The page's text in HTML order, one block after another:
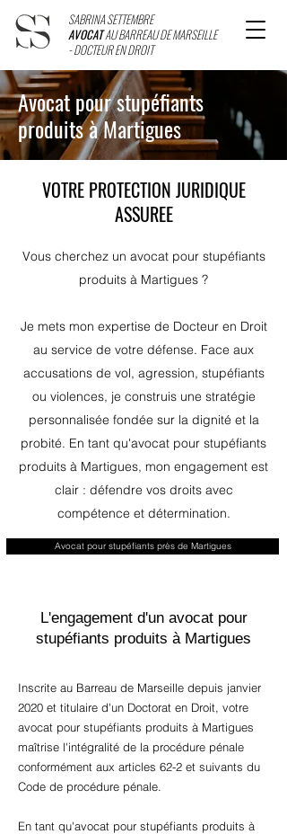
SABRINA SETTEMBRE
AVOCATAU BARREAU DE MARSEILLE
- DOCTEUR EN DROIT
Avocat pour stupéfiants
produits à Martigues
VOTRE PROTECTION JURIDIQUE
ASSUREE
Vous cherchez un avocat pour stupéfiants
produits à Martigues ?
Je mets mon expertise de Docteur en Droit
au service de votre défense. Face aux
accusations de vol, agression, stupéfiants
ou violences, je construis une stratégie
personnalisée fondée sur la dignité et la
probité. En tant qu'avocat pour stupéfiants
produits à Martigues, mon engagement est
clair : défendre vos droits avec
compétence et détermination.
Avocat pour stupéfiants près de Martigues
L'engagement d'un avocat pour
stupéfiants produits à Martigues
Inscrite au Barreau de Marseille depuis janvier
2020 et titulaire d'un Doctorat en Droit, votre
avocat pour stupéfiants produits à Martigues
maîtrise l'intégralité de la procédure pénale
conformément aux articles 62-2 et suivants du
Code de procédure pénale.
En tant qu'avocat pour stupéfiants produits à